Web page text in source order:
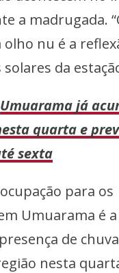
a madrugada.
nu é a
da
Umuarama já
quarta e
sexta
para os
Umuarama é
de
nesta